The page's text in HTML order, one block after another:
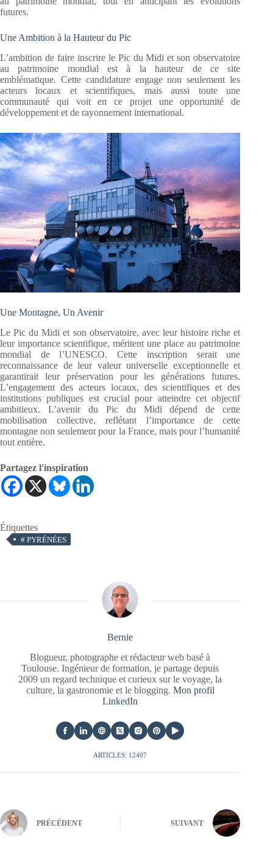
futures.
Une Ambition à la Hauteur du Pic
L’ambition de faire inscrire le Pic du Midi et son observatoire
au patrimoine mondial est à la hauteur de ce site
emblématique. Cette candidature engage non seulement les
acteurs locaux et scientifiques, mais aussi toute une
communauté qui voit en ce projet une opportunité de
développement et de rayonnement international.
Une Montagne, Un Avenir
Le Pic du Midi et son observatoire, avec leur histoire riche et
leur importance scientifique, méritent une place au patrimoine
mondial de l’UNESCO. Cette inscription serait une
reconnaissance de leur valeur universelle exceptionnelle et
garantirait leur préservation pour les générations futures.
L’engagement des acteurs locaux, des scientifiques et des
institutions publiques est crucial pour atteindre cet objectif
ambitieux. L’avenir du Pic du Midi dépend de cette
mobilisation collective, reflétant l’importance de cette
montagne non seulement pour la France, mais pour l’humanité
tout entière.
Partagez l'inspiration
Étiquettes
# PYRÉNÉES
Bernie
Blogueur, photographe et rédacteur web basé à
Toulouse. Ingénieur de formation, je partage depuis
2009 un regard technique et curieux sur le voyage, la
culture, la gastronomie et le blogging. Mon profil
LinkedIn
ARTICLES: 12407
PRÉCÉDENT SUIVANT